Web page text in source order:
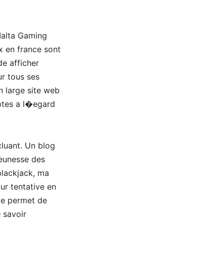
Gaming
en france sont
afficher
tous ses
large site web
a l�egard
Un blog
des
ma
tentative en
permet de
savoir